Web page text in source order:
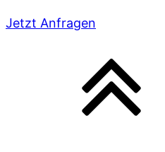
Jetzt Anfragen